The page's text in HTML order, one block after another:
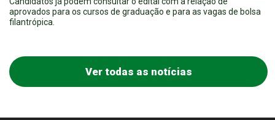
aprovados para os cursos de graduação e para as vagas de bolsa
filantrópica.
Ver todas as notícias